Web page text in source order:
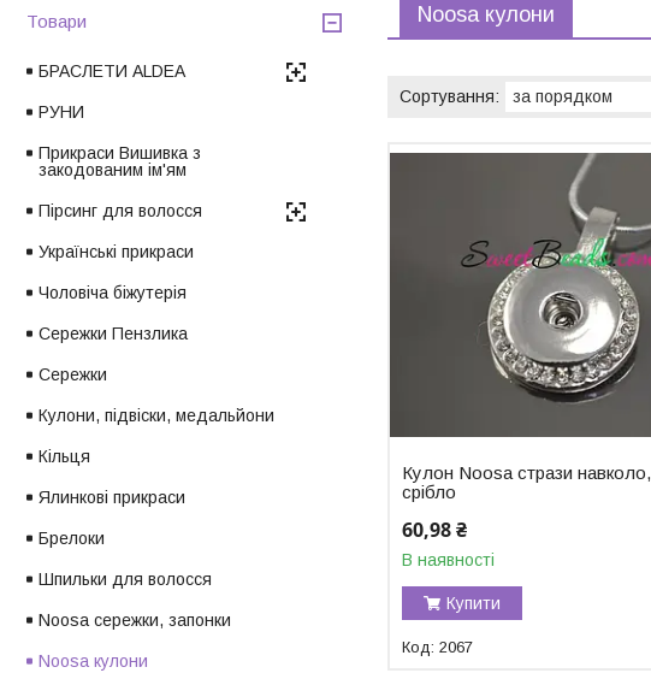
Noosa кулони
Кулон Noosa стрази навколо,
срібло
60,98 ₴
В наявності
Купити
2067
Товари
БРАСЛЕТИ ALDEA
РУНИ
Прикраси Вишивка з
закодованим ім'ям
Пірсинг для волосся
Українські прикраси
Чоловіча біжутерія
Сережки Пензлика
Сережки
Кулони, підвіски, медальйони
Кільця
Ялинкові прикраси
Брелоки
Шпильки для волосся
Noosa сережки, запонки
Noosa кулони